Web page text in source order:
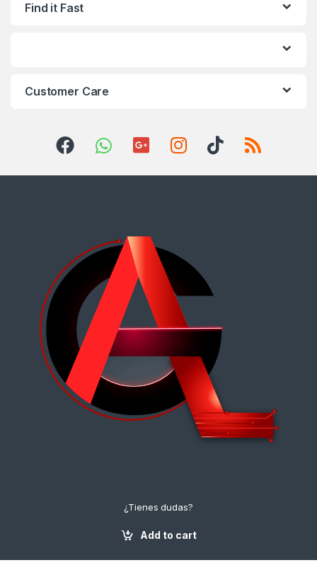
Add to cart
Find it Fast
Customer Care
¿Tienes dudas?
+57 3112222643